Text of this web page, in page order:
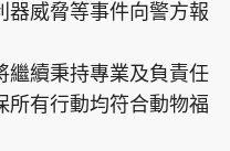
器威脅等事件向警方報
繼續秉持專業及負責任
所有行動均符合動物福